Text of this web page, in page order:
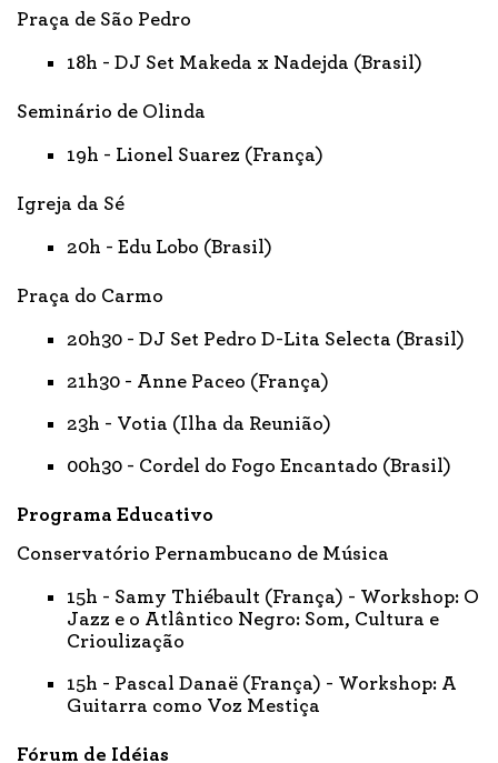
Praça de São Pedro
18h - DJ Set Makeda x Nadejda (Brasil)
Seminário de Olinda
19h - Lionel Suarez (França)
Igreja da Sé
20h - Edu Lobo (Brasil)
Praça do Carmo
20h30 - DJ Set Pedro D-Lita Selecta (Brasil)
21h30 - Anne Paceo (França)
23h - Votia (Ilha da Reunião)
00h30 - Cordel do Fogo Encantado (Brasil)
Programa Educativo
Conservatório Pernambucano de Música
15h - Samy Thiébault (França) - Workshop: O
Jazz e o Atlântico Negro: Som, Cultura e
Crioulização
15h - Pascal Danaë (França) - Workshop: A
Guitarra como Voz Mestiça
Fórum de Idéias